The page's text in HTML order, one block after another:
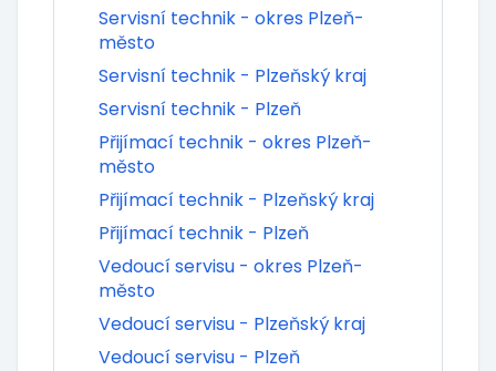
Servisní technik - okres Plzeň-
město
Servisní technik - Plzeňský kraj
Servisní technik - Plzeň
Přijímací technik - okres Plzeň-
město
Přijímací technik - Plzeňský kraj
Přijímací technik - Plzeň
Vedoucí servisu - okres Plzeň-
město
Vedoucí servisu - Plzeňský kraj
Vedoucí servisu - Plzeň